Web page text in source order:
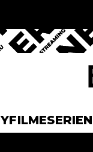
FILMESERIEN